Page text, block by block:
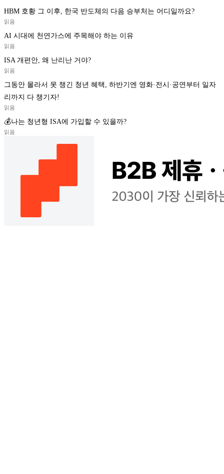
HBM 호황 그 이후, 한국 반도체의 다음 승부처는 어디일까요?
읽음
AI 시대에 천연가스에 주목해야 하는 이유
읽음
ISA 개편안, 왜 난리난 거야?
읽음
그동안 몰라서 못 챙긴 청년 혜택, 하반기엔 영화·전시·공연부터 일자
리까지 다 챙기자!
읽음
💰나는 청년형 ISA에 가입할 수 있을까?
읽음